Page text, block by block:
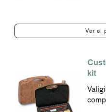
Ver el
kit